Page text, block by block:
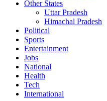
Other States
Uttar Pradesh
Himachal Pradesh
Political
Sports
Entertainment
Jobs
National
Health
Tech
International